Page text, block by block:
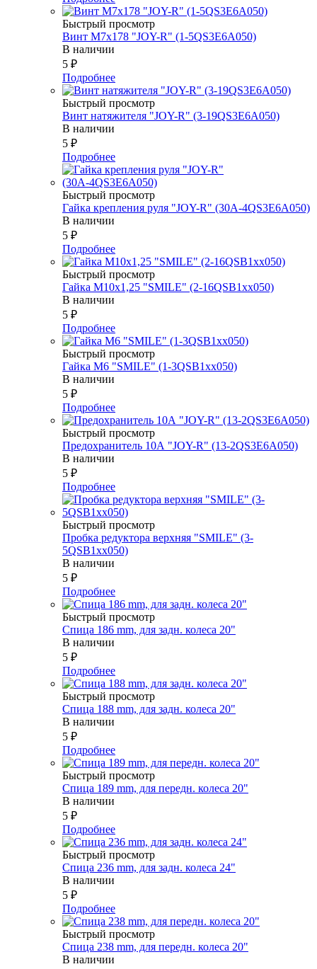
Быстрый просмотр
Винт М7х178 "JOY-R" (1-5QS3E6A050)
В наличии
5 ₽
Подробнее
Быстрый просмотр
Винт натяжителя "JOY-R" (3-19QS3E6A050)
В наличии
5 ₽
Подробнее
Быстрый просмотр
Гайка крепления руля "JOY-R" (30А-4QS3E6A050)
В наличии
5 ₽
Подробнее
Быстрый просмотр
Гайка М10х1,25 "SMILE" (2-16QSB1xx050)
В наличии
5 ₽
Подробнее
Быстрый просмотр
Гайка М6 "SMILE" (1-3QSB1xx050)
В наличии
5 ₽
Подробнее
Быстрый просмотр
Предохранитель 10А "JOY-R" (13-2QS3E6A050)
В наличии
5 ₽
Подробнее
Быстрый просмотр
Пробка редуктора верхняя "SMILE" (3-
5QSB1xx050)
В наличии
5 ₽
Подробнее
Быстрый просмотр
Спица 186 mm, для задн. колеса 20"
В наличии
5 ₽
Подробнее
Быстрый просмотр
Спица 188 mm, для задн. колеса 20"
В наличии
5 ₽
Подробнее
Быстрый просмотр
Спица 189 mm, для передн. колеса 20"
В наличии
5 ₽
Подробнее
Быстрый просмотр
Спица 236 mm, для задн. колеса 24"
В наличии
5 ₽
Подробнее
Быстрый просмотр
Спица 238 mm, для передн. колеса 20"
В наличии